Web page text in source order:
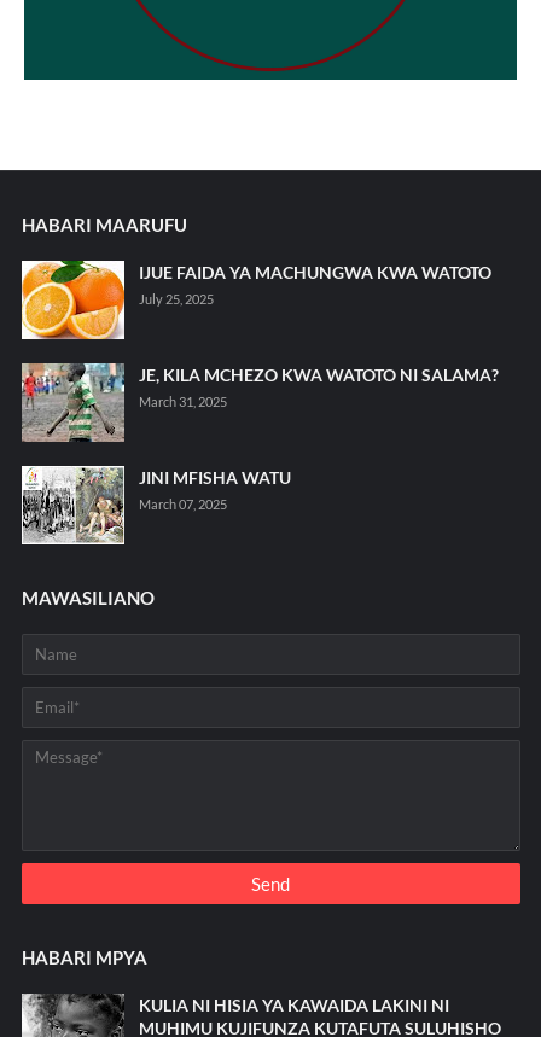
HABARI MAARUFU
IJUE FAIDA YA MACHUNGWA KWA WATOTO
July 25, 2025
JE, KILA MCHEZO KWA WATOTO NI SALAMA?
March 31, 2025
JINI MFISHA WATU
March 07, 2025
MAWASILIANO
HABARI MPYA
KULIA NI HISIA YA KAWAIDA LAKINI NI
MUHIMU KUJIFUNZA KUTAFUTA SULUHISHO